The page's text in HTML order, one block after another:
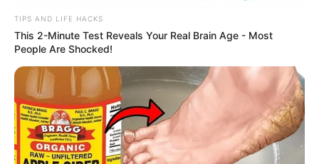
TIPS AND LIFE HACKS
This 2-Minute Test Reveals Your Real Brain Age - Most
People Are Shocked!